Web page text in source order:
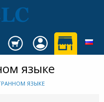
языке
ЯЗЫКЕ